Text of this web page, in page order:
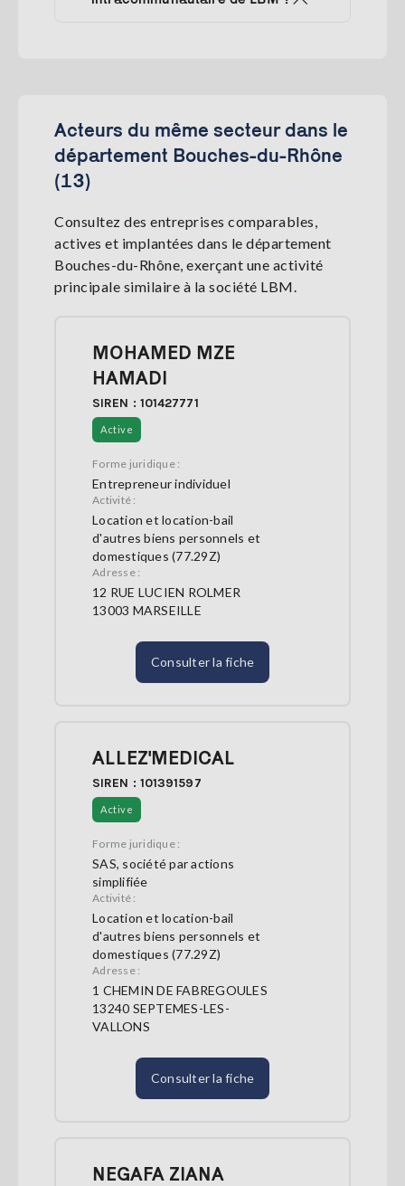
Acteurs du même secteur dans le
département Bouches-du-Rhône
(13)
Consultez des entreprises comparables,
actives et implantées dans le département
Bouches-du-Rhône, exerçant une activité
principale similaire à la société LBM.
MOHAMED MZE
HAMADI
SIREN : 101427771
Active
Forme juridique :
Entrepreneur individuel
Activité :
Location et location-bail
d'autres biens personnels et
domestiques (77.29Z)
Adresse :
12 RUE LUCIEN ROLMER
13003 MARSEILLE
Consulter la fiche
ALLEZ'MEDICAL
SIREN : 101391597
Active
Forme juridique :
SAS, société par actions
simplifiée
Activité :
Location et location-bail
d'autres biens personnels et
domestiques (77.29Z)
Adresse :
1 CHEMIN DE FABREGOULES
13240 SEPTEMES-LES-
VALLONS
Consulter la fiche
NEGAFA ZIANA